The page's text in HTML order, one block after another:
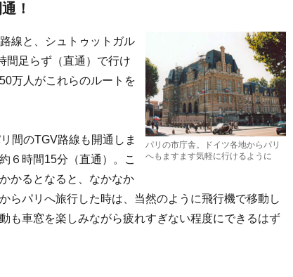
！
パリの市庁舎。ドイツ各地からパリ
へもますます気軽に行けるように
線と、シュトゥットガル
間足らず（直通）で行け
万人がこれらのルートを
間のTGV路線も開通しま
６時間15分（直通）。こ
かるとなると、なかなか
らパリへ旅行した時は、当然のように飛行機で移動し
も車窓を楽しみながら疲れすぎない程度にできるはず